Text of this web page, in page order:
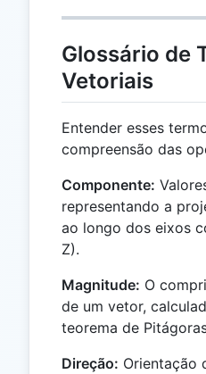
Glossário de
Vetoriais
Entender esses
compreensão das
Componente:
representando a
ao longo dos eixos
Z).
Magnitude: O
de um vetor,
teorema de
Direção: Orientação